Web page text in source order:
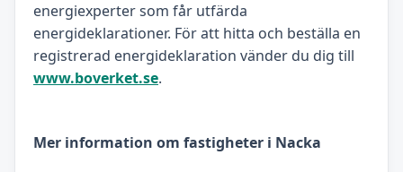
energiexperter som får utfärda
energideklarationer. För att hitta och beställa en
registrerad energideklaration vänder du dig till
www.boverket.se.
Mer information om fastigheter i Nacka